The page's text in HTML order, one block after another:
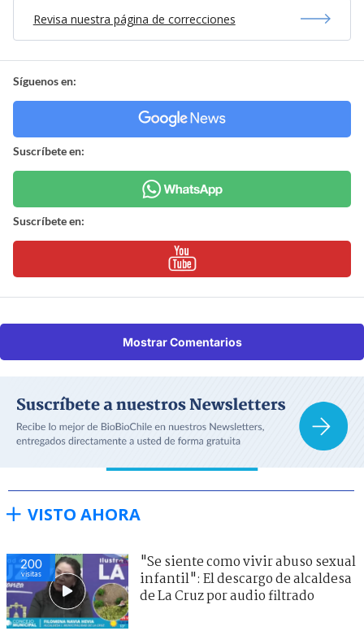
Revisa nuestra página de correcciones
Síguenos en:
Suscríbete en:
Suscríbete en:
Mostrar Comentarios
VISTO AHORA
200
visitas
"Se siente como vivir abuso sexual
infantil": El descargo de alcaldesa
de La Cruz por audio filtrado